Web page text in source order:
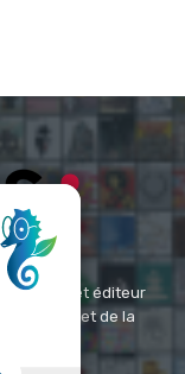
1994 et éditeur
l'image et de la